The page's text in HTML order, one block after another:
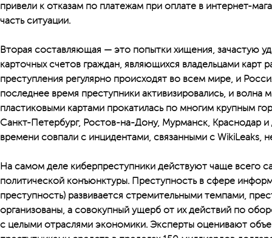
привели к отказам по платежам при оплате в интернет-
часть ситуации.
Вторая составляющая — это попытки хищения, зачастую
карточных счетов граждан, являющихся владельцами карт
преступления регулярно происходят во всем мире, и
последнее время преступники активизировались, и волна
пластиковыми картами прокатилась по многим крупным
Санкт-Петербург, Ростов-на-Дону, Мурманск, Краснодар и
времени совпали с инцидентами, связанными с WikiLeaks,
На самом деле киберпреступники действуют чаще всего
политической конъюнктуры. Преступность в сфере
преступность) развивается стремительными темпами,
организованы, а совокупный ущерб от их действий по
с целыми отраслями экономики. Эксперты оценивают